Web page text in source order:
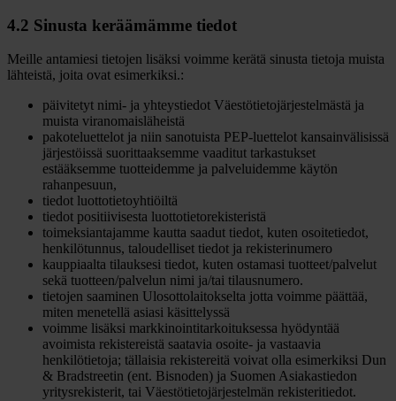
4.2 Sinusta keräämämme tiedot
Meille antamiesi tietojen lisäksi voimme kerätä sinusta tietoja muista
lähteistä, joita ovat esimerkiksi.:
päivitetyt nimi- ja yhteystiedot Väestötietojärjestelmästä ja
muista viranomaisläheistä
pakoteluettelot ja niin sanotuista PEP-luettelot kansainvälisissä
järjestöissä suorittaaksemme vaaditut tarkastukset
estääksemme tuotteidemme ja palveluidemme käytön
rahanpesuun,
tiedot luottotietoyhtiöiltä
tiedot positiivisesta luottotietorekisteristä
toimeksiantajamme kautta saadut tiedot, kuten osoitetiedot,
henkilötunnus, taloudelliset tiedot ja rekisterinumero
kauppiaalta tilauksesi tiedot, kuten ostamasi tuotteet/palvelut
sekä tuotteen/palvelun nimi ja/tai tilausnumero.
tietojen saaminen Ulosottolaitokselta jotta voimme päättää,
miten menetellä asiasi käsittelyssä
voimme lisäksi markkinointitarkoituksessa hyödyntää
avoimista rekistereistä saatavia osoite- ja vastaavia
henkilötietoja; tällaisia rekistereitä voivat olla esimerkiksi Dun
& Bradstreetin (ent. Bisnoden) ja Suomen Asiakastiedon
yritysrekisterit, tai Väestötietojärjestelmän rekisteritiedot.